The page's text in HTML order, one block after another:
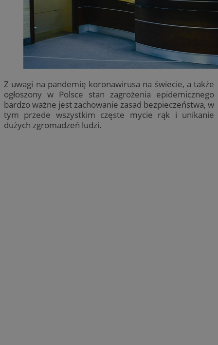
Z uwagi na pandemię koronawirusa na świecie, a także
ogłoszony w Polsce stan zagrożenia epidemicznego
bardzo ważne jest zachowanie zasad bezpieczeństwa, w
tym przede wszystkim częste mycie rąk i unikanie
dużych zgromadzeń ludzi.